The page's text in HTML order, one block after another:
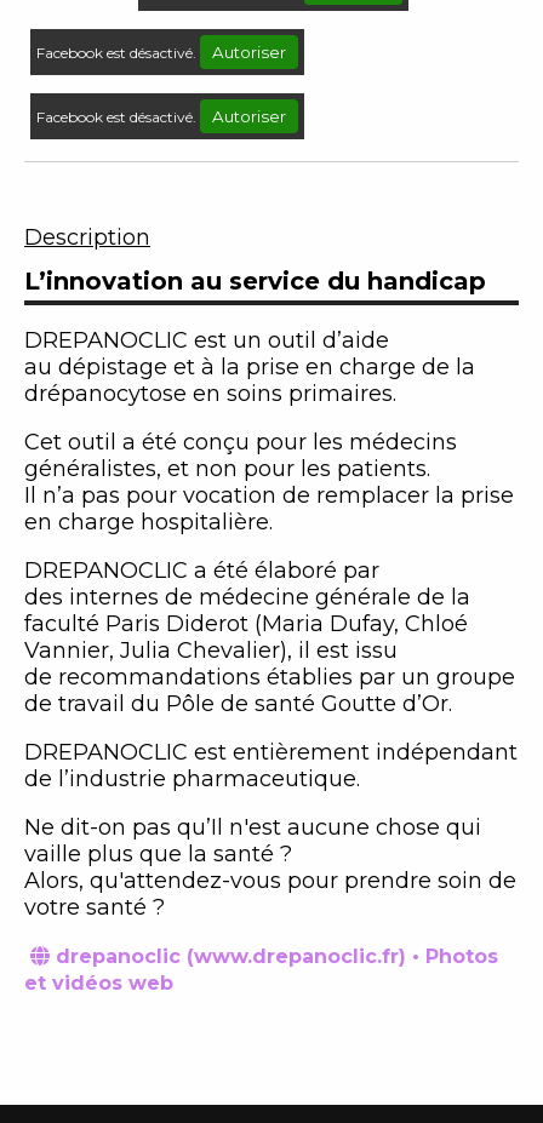
Facebook est désactivé. Autoriser
Facebook est désactivé. Autoriser
Description
L’innovation au service du handicap
DREPANOCLIC est un outil d’aide
au dépistage et à la prise en charge de la
drépanocytose en soins primaires.
Cet outil a été conçu pour les médecins
généralistes, et non pour les patients.
Il n’a pas pour vocation de remplacer la prise
en charge hospitalière.
DREPANOCLIC a été élaboré par
des internes de médecine générale de la
faculté Paris Diderot (Maria Dufay, Chloé
Vannier, Julia Chevalier), il est issu
de recommandations établies par un groupe
de travail du Pôle de santé Goutte d’Or.
DREPANOCLIC est entièrement indépendant
de l’industrie pharmaceutique.
Ne dit-on pas qu’Il n'est aucune chose qui
vaille plus que la santé ?
Alors, qu'attendez-vous pour prendre soin de
votre santé ?
 drepanoclic (www.drepanoclic.fr) • Photos
et vidéos web